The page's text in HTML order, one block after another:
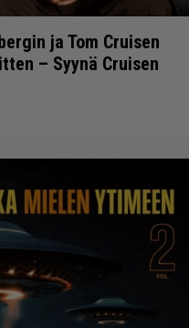
ja Tom Cruisen
– Syynä Cruisen